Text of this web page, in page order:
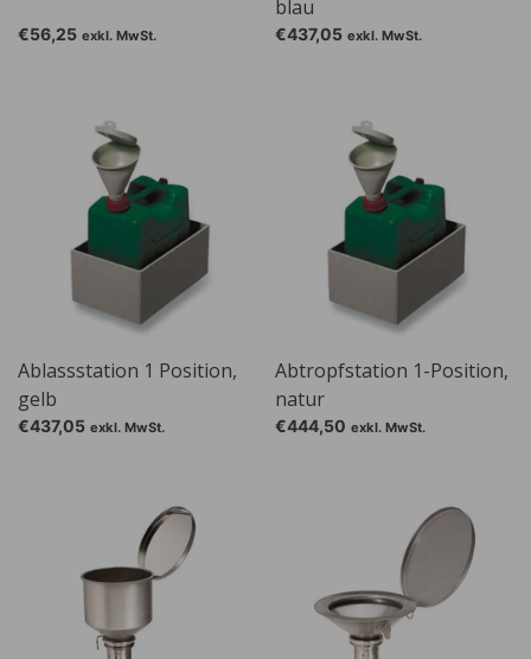
€56,25 exkl. MwSt.
blau
€437,05 exkl. MwSt.
Ablassstation 1 Position,
gelb
€437,05 exkl. MwSt.
Abtropfstation 1-Position,
natur
€444,50 exkl. MwSt.